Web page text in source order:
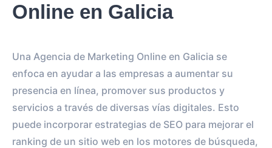
Online en Galicia
Una Agencia de Marketing Online en Galicia se
enfoca en ayudar a las empresas a aumentar su
presencia en línea, promover sus productos y
servicios a través de diversas vías digitales. Esto
puede incorporar estrategias de SEO para mejorar el
ranking de un sitio web en los motores de búsqueda,